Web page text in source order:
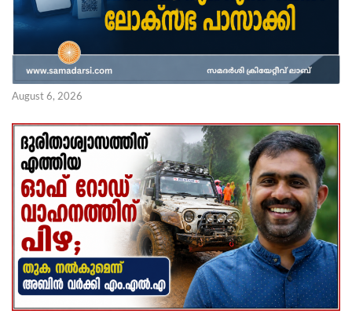
August 6, 2026